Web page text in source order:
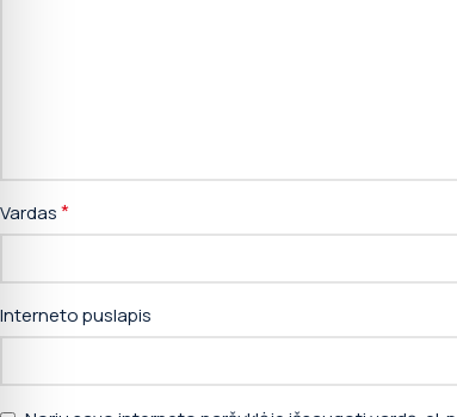
Vardas*
Interneto puslapis